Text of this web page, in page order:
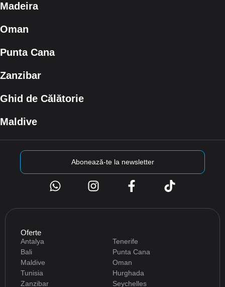
Madeira
Oman
Punta Cana​
Zanzibar
Ghid de Călătorie
Maldive
Abonează-te la newsletter
Oferte
Antalya
Tenerife
Bali
Punta Cana
Maldive
Oman
Tunisia
Hurghada
Zanzibar
Seychelles